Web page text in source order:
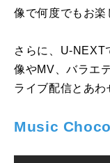
像で何度でもお楽
さらに、U-NEXT
像やMV、バラエ
ライブ配信とあわ
Music